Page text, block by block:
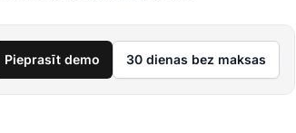
Pieprasīt demo 30 dienas bez maksas